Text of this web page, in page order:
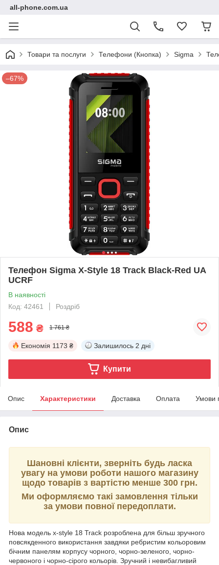
all-phone.com.ua
Товари та послуги Телефони (Кнопка) Sigma
–67%
Телефон Sigma X-Style 18 Track Black-Red UA
UCRF
В наявності
Код: 42461
Роздріб
588 ₴ 1 761 ₴
Економія 1173 ₴ Залишилось 2 дні
Купити
Опис Характеристики Доставка Оплата Умови
Опис
Шановні клієнти, зверніть будь ласка
увагу на умови роботи нашого магазину
щодо товарів з вартістю менше 300 грн.
Ми оформляємо такі замовлення тільки
за умови повної передоплати.
Нова модель x-style 18 Track розроблена для більш зручного
повсякденного використання завдяки ребристим кольоровим
бічним панелям корпусу чорного, чорно-зеленого, чорно-
червоного і чорно-сірого кольорів. Зручний і невибагливий